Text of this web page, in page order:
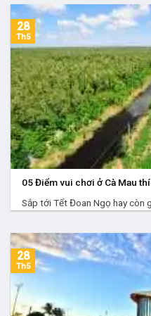
05 Điểm vui chơi ở Cà Mau
Sắp tới Tết Đoan Ngọ hay còn
28
Th5
28
Th5